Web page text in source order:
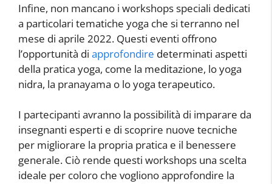
Infine, non mancano i workshops speciali dedicati
a particolari tematiche yoga che si terranno nel
mese di aprile 2022. Questi eventi offrono
l’opportunità di approfondire determinati aspetti
della pratica yoga, come la meditazione, lo yoga
nidra, la pranayama o lo yoga terapeutico.
I partecipanti avranno la possibilità di imparare da
insegnanti esperti e di scoprire nuove tecniche
per migliorare la propria pratica e il benessere
generale. Ciò rende questi workshops una scelta
ideale per coloro che vogliono approfondire la